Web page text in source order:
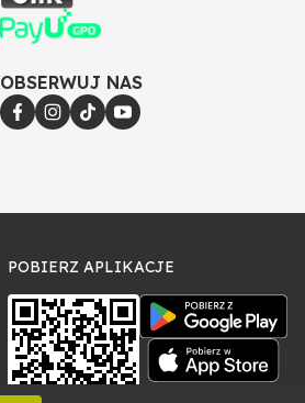
OBSERWUJ NAS
POBIERZ APLIKACJE